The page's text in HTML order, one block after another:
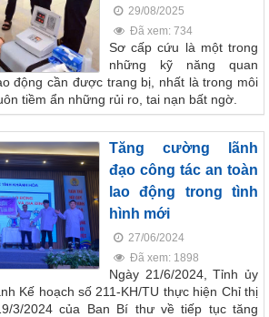
29/08/2025
Đã xem: 734
Sơ cấp cứu là một trong
những kỹ năng quan
động cần được trang bị, nhất là trong môi
tiềm ẩn những rủi ro, tai nạn bất ngờ.
Tăng cường lãnh
đạo công tác an toàn
lao động trong tình
hình mới
27/06/2024
Đã xem: 1898
Ngày 21/6/2024, Tỉnh ủy
Kế hoạch số 211-KH/TU thực hiện Chỉ thị
3/2024 của Ban Bí thư về tiếp tục tăng